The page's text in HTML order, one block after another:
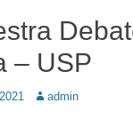
– USP
Autor:
admin